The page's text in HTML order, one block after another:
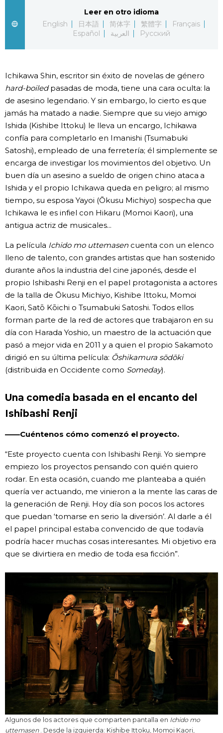
Leer en otro idioma
English
日本語 简体字 繁體字
Français
Español
العربية Русский
Ichikawa Shin, escritor sin éxito de novelas de género
hard-boiledpasadas de moda, tiene una cara oculta: la
de asesino legendario. Y sin embargo, lo cierto es que
jamás ha matado a nadie. Siempre que su viejo amigo
Ishida (Kishibe Ittoku) le lleva un encargo, Ichikawa
confía para completarlo en Imanishi (Tsumabuki
Satoshi), empleado de una ferretería; él simplemente se
encarga de investigar los movimientos del objetivo. Un
buen día un asesino a sueldo de origen chino ataca a
Ishida y el propio Ichikawa queda en peligro; al mismo
tiempo, su esposa Yayoi (Ōkusu Michiyo) sospecha que
Ichikawa le es infiel con Hikaru (Momoi Kaori), una
antigua actriz de musicales...
La película Ichido mo uttemasencuenta con un elenco
lleno de talento, con grandes artistas que han sostenido
durante años la industria del cine japonés, desde el
propio Ishibashi Renji en el papel protagonista a actores
de la talla de Ōkusu Michiyo, Kishibe Ittoku, Momoi
Kaori, Satō Kōichi o Tsumabuki Satoshi. Todos ellos
forman parte de la red de actores que trabajaron en su
día con Harada Yoshio, un maestro de la actuación que
pasó a mejor vida en 2011 y a quien el propio Sakamoto
dirigió en su última película: Ōshikamura sōdōki
(distribuida en Occidente como Someday).
Una comedia basada en el encanto del
Ishibashi Renji
——Cuéntenos cómo comenzó el proyecto.
“Este proyecto cuenta con Ishibashi Renji. Yo siempre
empiezo los proyectos pensando con quién quiero
rodar. En esta ocasión, cuando me planteaba a quién
quería ver actuando, me vinieron a la mente las caras de
la generación de Renji. Hoy día son pocos los actores
que puedan ‘tomarse en serio la diversión’. Al darle a él
el papel principal estaba convencido de que todavía
podría hacer muchas cosas interesantes. Mi objetivo era
que se divirtiera en medio de toda esa ficción”.
Algunos de los actores que comparten pantalla en Ichido mo
uttemasen . Desde la izquierda: Kishibe Ittoku, Momoi Kaori,